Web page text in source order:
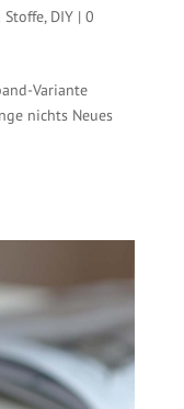
Stoffe, DIY| 0
Variante
nichts Neues